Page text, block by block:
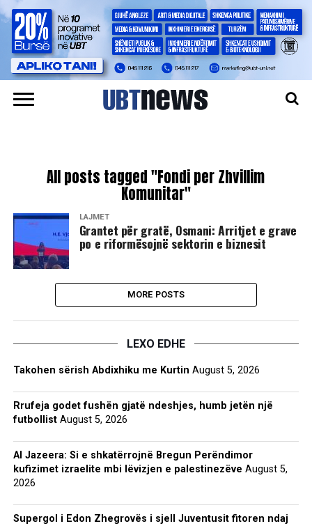
All posts tagged "Fondi per Zhvillim
Komunitar"
LAJMET
​Grantet për gratë, Osmani: Arritjet e grave
po e riformësojnë sektorin e biznesit
MORE POSTS
LEXO EDHE
Takohen sërish Abdixhiku me Kurtin August 5, 2026
Rrufeja godet fushën gjatë ndeshjes, humb jetën një
futbollist August 5, 2026
Al Jazeera: Si e shkatërrojnë Bregun Perëndimor
kufizimet izraelite mbi lëvizjen e palestinezëve August 5,
2026
Supergol i Edon Zhegrovës i sjell Juventusit fitoren ndaj